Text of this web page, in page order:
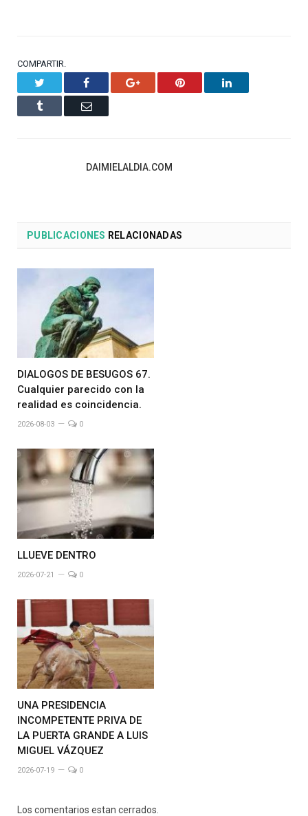
COMPARTIR.
Facebook Google+ Pinterest LinkedIn
Tumblr Email
DAIMIELALDIA.COM
PUBLICACIONES RELACIONADAS
DIALOGOS DE BESUGOS 67.
Cualquier parecido con la
realidad es coincidencia.
2026-08-03 0
LLUEVE DENTRO
2026-07-21 0
UNA PRESIDENCIA
INCOMPETENTE PRIVA DE
LA PUERTA GRANDE A LUIS
MIGUEL VÁZQUEZ
2026-07-19 0
Los comentarios estan cerrados.